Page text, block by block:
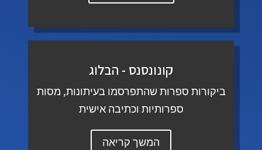
קונונסנס - הבלוג
ביקורות ספרות שהתפרסמו בעיתונות, מסות
ספרותיות וכתיבה אישית
המשך קריאה